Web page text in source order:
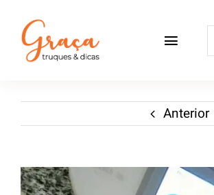
Receitas
Sobre
Anterior